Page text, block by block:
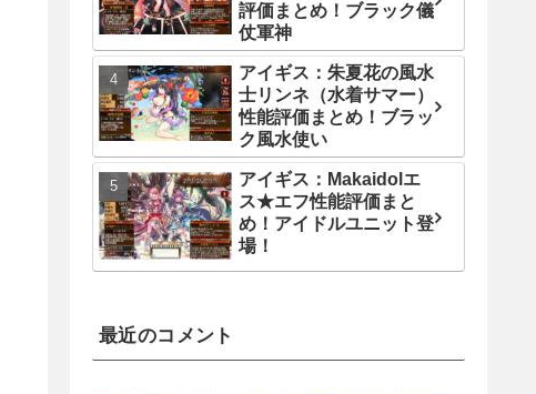
評価まとめ！ブラック儀
仗軍神
アイギス：朱夏花の風水
士リンネ（水着サマー）
性能評価まとめ！ブラッ
ク風水使い
アイギス：Makaidolエ
ス★エフ性能評価まと
め！アイドルユニット登
場！
最近のコメント